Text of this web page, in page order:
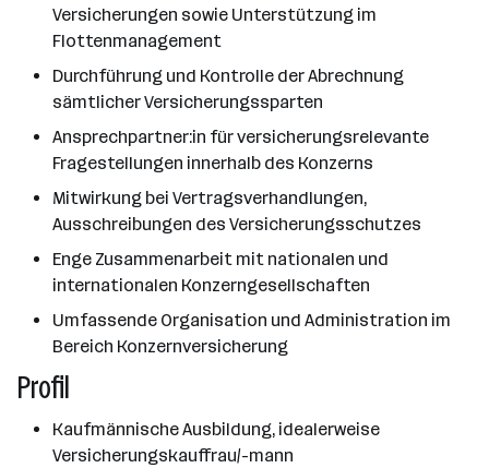
Versicherungen sowie Unterstützung im
Flottenmanagement
Durchführung und Kontrolle der Abrechnung
sämtlicher Versicherungssparten
Ansprechpartner:in für versicherungsrelevante
Fragestellungen innerhalb des Konzerns
Mitwirkung bei Vertragsverhandlungen,
Ausschreibungen des Versicherungsschutzes
Enge Zusammenarbeit mit nationalen und
internationalen Konzerngesellschaften
Umfassende Organisation und Administration im
Bereich Konzernversicherung
Profil
Kaufmännische Ausbildung, idealerweise
Versicherungskauffrau/-mann